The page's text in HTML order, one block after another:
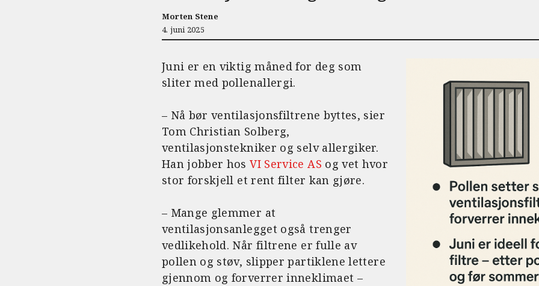
Morten Stene
4. juni 2025
Juni er en viktig måned for deg som
sliter med pollenallergi.
– Nå bør ventilasjonsfiltrene byttes, sier
Tom Christian Solberg,
ventilasjonstekniker og selv allergiker.
Han jobber hosVI Service AS og vet hvor
stor forskjell et rent filter kan gjøre.
– Mange glemmer at
ventilasjonsanlegget også trenger
vedlikehold. Når filtrene er fulle av
pollen og støv, slipper partiklene lettere
gjennom og forverrer inneklimaet –